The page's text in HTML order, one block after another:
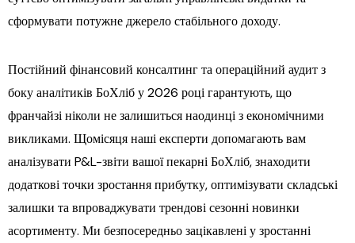
сформувати потужне джерело стабільного доходу.
Постійний фінансовий консалтинг та операційний аудит з
боку аналітиків БоХліб у 2026 році гарантують, що
франчайзі ніколи не залишиться наодинці з економічними
викликами. Щомісяця наші експерти допомагають вам
аналізувати P&L-звіти вашої пекарні БоХліб, знаходити
додаткові точки зростання прибутку, оптимізувати складські
залишки та впроваджувати трендові сезонні новинки
асортименту. Ми безпосередньо зацікавлені у зростанні